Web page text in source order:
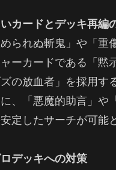
カードとデッキ再編
められぬ斬鬼」や「
ーカードである「黙
の放血者」を採用す
、「悪魔的助言」や
定したサーチが可能
デッキへの対策